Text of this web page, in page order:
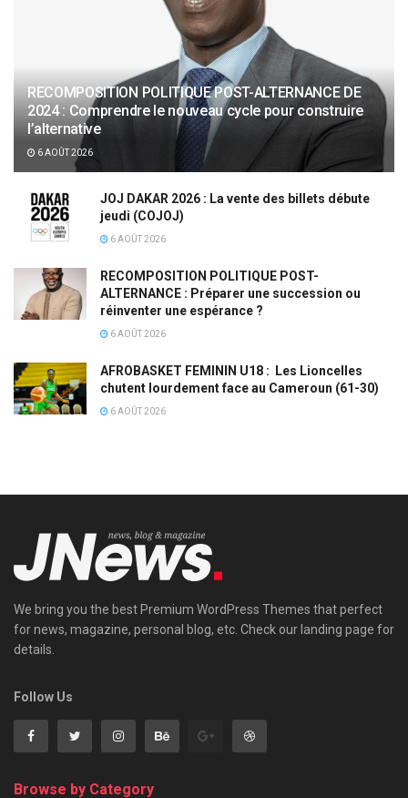
RECOMPOSITION POLITIQUE POST-ALTERNANCE DE
2024 : Comprendre le nouveau cycle pour construire
l’alternative
6 AOÛT 2026
JOJ DAKAR 2026 : La vente des billets débute
jeudi (COJOJ)
6 AOÛT 2026
RECOMPOSITION POLITIQUE POST-
ALTERNANCE : Préparer une succession ou
réinventer une espérance ?
6 AOÛT 2026
AFROBASKET FEMININ U18 : Les Lioncelles
chutent lourdement face au Cameroun (61-30)
6 AOÛT 2026
We bring you the best Premium WordPress Themes that perfect
for news, magazine, personal blog, etc. Check our landing page for
details.
Follow Us
Browse by Category